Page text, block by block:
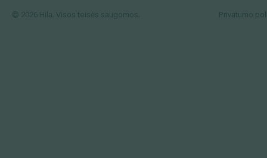
© 2026 Hila. Visos teisės saugomos. Privatumo